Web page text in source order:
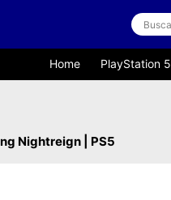
Home PlayStation 5
Nightreign | PS5